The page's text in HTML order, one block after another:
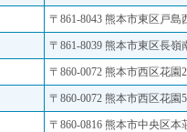
〒861-8043 熊本市東区戸島
〒861-8039 熊本市東区長嶺
〒860-0072 熊本市西区花園
〒860-0072 熊本市西区花園
〒860-0816 熊本市中央区本